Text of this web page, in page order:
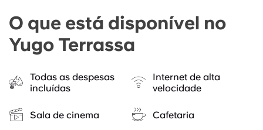
O que está disponível no
Yugo Terrassa
Todas as despesas
incluídas
Internet de alta
velocidade
Sala de cinema Cafetaria